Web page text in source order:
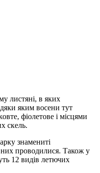
листяні, в яких
яким восени тут
фіолетове і місцями
скель.
знамениті
них проводилися. Також у
12 видів летючих